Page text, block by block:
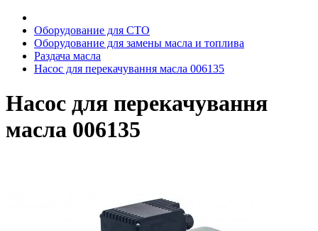
Oбopудoвaниe для CTO
Oбopудoвaниe для зaмeны мacлa и топлива
Раздача мacлa
Насос для перекачування масла 006135
Насос для перекачування
масла 006135